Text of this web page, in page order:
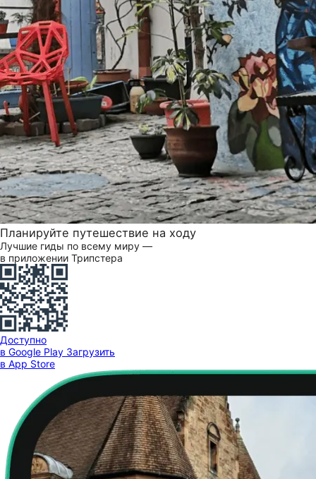
Планируйте путешествие на ходу
Лучшие гиды по всему миру —
в приложении Трипстера
Доступно
в Google Play Загрузить
в App Store